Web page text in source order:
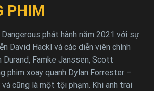
PHIM
phát hành năm 2021 với sự
David Hackl và các diễn viên chính
Durand, Famke Janssen, Scott
phim xoay quanh Dylan Forrester –
cũng là một tội phạm. Khi anh trai